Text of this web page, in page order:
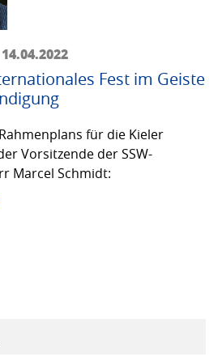
Fest im Geiste
für die Kieler
Vorsitzende der SSW-
Marcel Schmidt: